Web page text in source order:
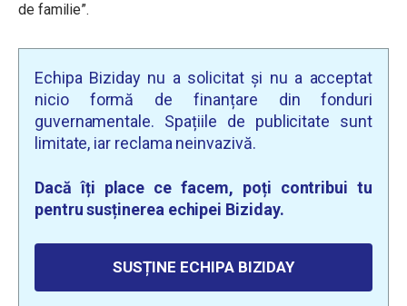
de familie”.
Echipa Biziday nu a solicitat și nu a acceptat
nicio formă de finanțare din fonduri
guvernamentale. Spațiile de publicitate sunt
limitate, iar reclama neinvazivă.
Dacă îți place ce facem, poți contribui tu
pentru susținerea echipei Biziday.
SUSȚINE ECHIPA BIZIDAY